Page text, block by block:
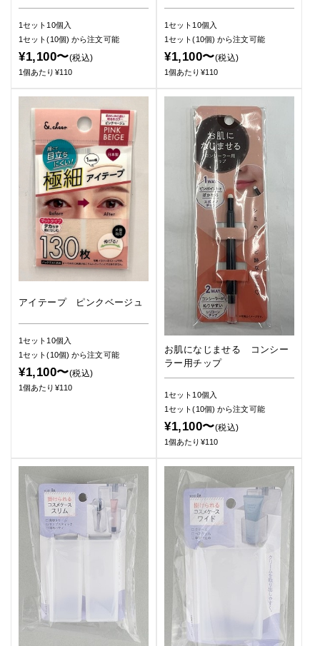
1セット10個入
1セット(10個)から注文可能
¥1,100〜(税込)
1個あたり¥110
1セット10個入
1セット(10個)から注文可能
¥1,100〜(税込)
1個あたり¥110
アイテープ ピンクベージュ
1セット10個入
1セット(10個)から注文可能
¥1,100〜(税込)
1個あたり¥110
お肌になじませる コンシー
ラー用チップ
1セット10個入
1セット(10個)から注文可能
¥1,100〜(税込)
1個あたり¥110